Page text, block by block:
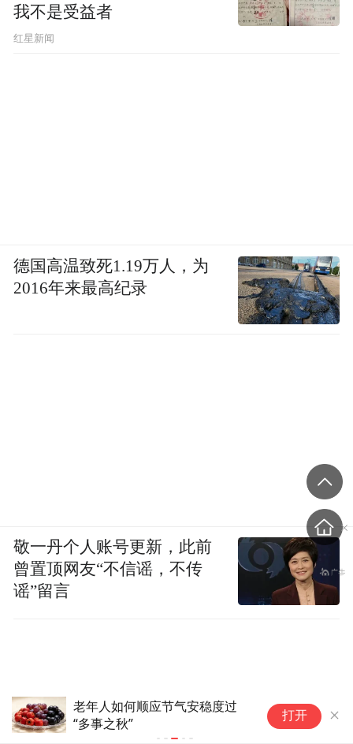
老年人如何顺应节气安稳度过
“多事之秋”
打开
我不是受益者
红星新闻
德国高温致死1.19万人，为
2016年来最高纪录
敬一丹个人账号更新，此前
曾置顶网友“不信谣，不传
谣”留言